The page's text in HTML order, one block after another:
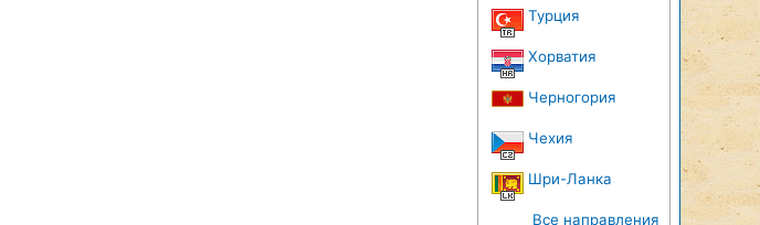
Турция
Хорватия
Черногория
Чехия
Шри-Ланка
Все направления